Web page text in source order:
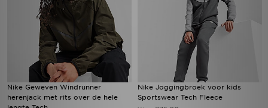
Nike Geweven Windrunner
herenjack met rits over de hele
Nike Joggingbroek voor kids
Sportswear Tech Fleece